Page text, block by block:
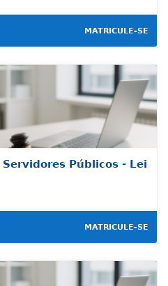
MATRICULE-SE
Públicos - Lei
MATRICULE-SE